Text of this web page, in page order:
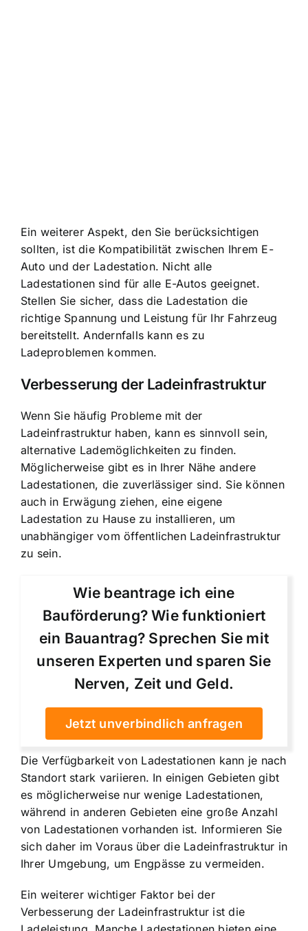
Ein weiterer Aspekt, den Sie berücksichtigen
sollten, ist die Kompatibilität zwischen Ihrem E-
Auto und der Ladestation. Nicht alle
Ladestationen sind für alle E-Autos geeignet.
Stellen Sie sicher, dass die Ladestation die
richtige Spannung und Leistung für Ihr Fahrzeug
bereitstellt. Andernfalls kann es zu
Ladeproblemen kommen.
Verbesserung der Ladeinfrastruktur
Wenn Sie häufig Probleme mit der
Ladeinfrastruktur haben, kann es sinnvoll sein,
alternative Lademöglichkeiten zu finden.
Möglicherweise gibt es in Ihrer Nähe andere
Ladestationen, die zuverlässiger sind. Sie können
auch in Erwägung ziehen, eine eigene
Ladestation zu Hause zu installieren, um
unabhängiger vom öffentlichen Ladeinfrastruktur
zu sein.
Wie beantrage ich eine
Bauförderung? Wie funktioniert
ein Bauantrag? Sprechen Sie mit
unseren Experten und sparen Sie
Nerven, Zeit und Geld.
Jetzt unverbindlich anfragen
Die Verfügbarkeit von Ladestationen kann je nach
Standort stark variieren. In einigen Gebieten gibt
es möglicherweise nur wenige Ladestationen,
während in anderen Gebieten eine große Anzahl
von Ladestationen vorhanden ist. Informieren Sie
sich daher im Voraus über die Ladeinfrastruktur in
Ihrer Umgebung, um Engpässe zu vermeiden.
Ein weiterer wichtiger Faktor bei der
Verbesserung der Ladeinfrastruktur ist die